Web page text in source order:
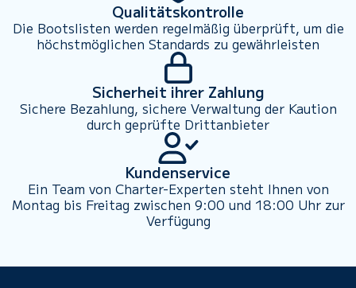
Qualitätskontrolle
Die Bootslisten werden regelmäßig überprüft, um die
höchstmöglichen Standards zu gewährleisten
Sicherheit ihrer Zahlung
Sichere Bezahlung, sichere Verwaltung der Kaution
durch geprüfte Drittanbieter
Kundenservice
Ein Team von Charter-Experten steht Ihnen von
Montag bis Freitag zwischen 9:00 und 18:00 Uhr zur
Verfügung